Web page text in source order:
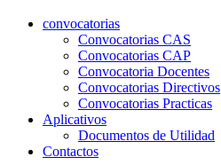
convocatorias
Convocatorias CAS
Convocatorias CAP
Convocatoria Docentes
Convocatorias Directivos
Convocatorias Practicas
Aplicativos
Documentos de Utilidad
Contactos